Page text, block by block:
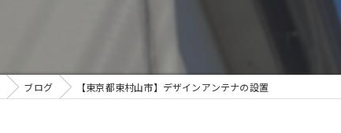
ブログ 【東京都東村山市】デザインアンテナの設置